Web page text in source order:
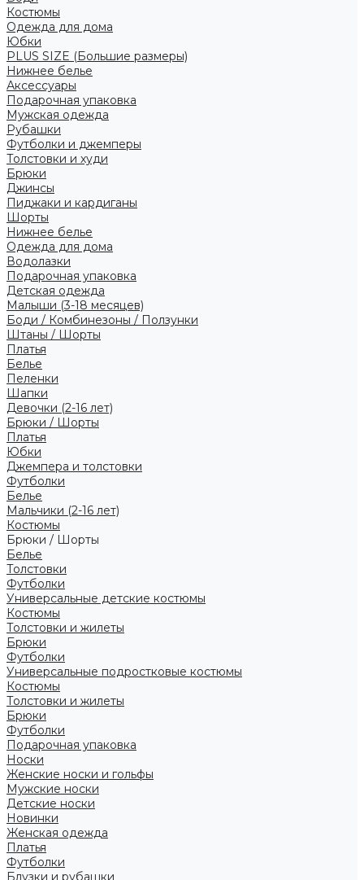
Костюмы
Одежда для дома
Юбки
PLUS SIZE (Большие размеры)
Нижнее белье
Аксессуары
Подарочная упаковка
Мужская одежда
Рубашки
Футболки и джемперы
Толстовки и худи
Брюки
Джинсы
Пиджаки и кардиганы
Шорты
Нижнее белье
Одежда для дома
Водолазки
Подарочная упаковка
Детская одежда
Малыши (3-18 месяцев)
Боди / Комбинезоны / Ползунки
Штаны / Шорты
Платья
Белье
Пеленки
Шапки
Девочки (2-16 лет)
Брюки / Шорты
Платья
Юбки
Джемпера и толстовки
Футболки
Белье
Мальчики (2-16 лет)
Костюмы
Брюки / Шорты
Белье
Толстовки
Футболки
Универсальные детские костюмы
Костюмы
Толстовки и жилеты
Брюки
Футболки
Универсальные подростковые костюмы
Костюмы
Толстовки и жилеты
Брюки
Футболки
Подарочная упаковка
Носки
Женские носки и гольфы
Мужские носки
Детские носки
Новинки
Женская одежда
Платья
Футболки
Блузки и рубашки